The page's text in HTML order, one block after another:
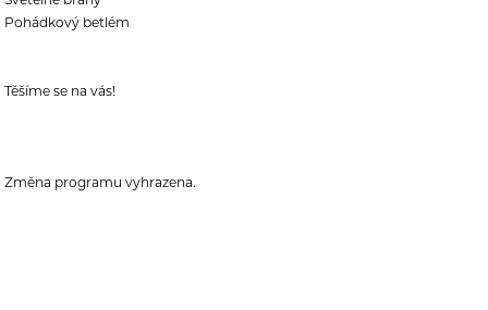
Pohádkový betlém
Těšíme se na vás!
Změna programu vyhrazena.